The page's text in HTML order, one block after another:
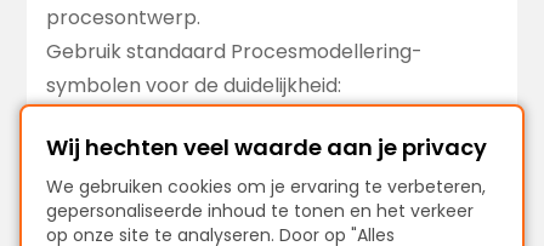
procesontwerp.
Gebruik standaard Procesmodellering-
symbolen voor de duidelijkheid:
proces.
Rechthoeken voor handelingen of activiteiten.
Pijlen voor de stroomrichting.
Wij hechten veel waarde aan je privacy
We gebruiken cookies om je ervaring te verbeteren,
gepersonaliseerde inhoud te tonen en het verkeer
op onze site te analyseren. Door op "Alles